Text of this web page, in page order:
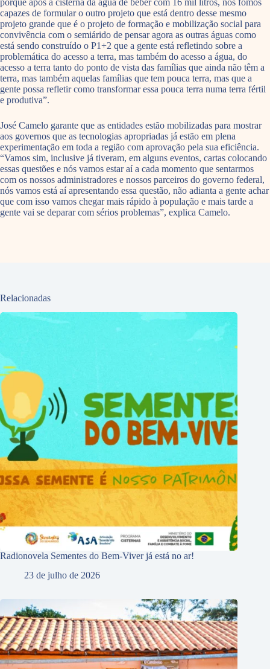
capazes de formular o outro projeto que está dentro desse mesmo
projeto grande que é o projeto de formação e mobilização social para
convivência com o semiárido de pensar agora as outras águas como
está sendo construído o P1+2 que a gente está refletindo sobre a
problemática do acesso a terra, mas também do acesso a água, do
acesso a terra tanto do ponto de vista das famílias que ainda não têm a
terra, mas também aquelas famílias que tem pouca terra, mas que a
gente possa refletir como transformar essa pouca terra numa terra fértil
e produtiva”.
José Camelo garante que as entidades estão mobilizadas para mostrar
aos governos que as tecnologias apropriadas já estão em plena
experimentação em toda a região com aprovação pela sua eficiência.
“Vamos sim, inclusive já tiveram, em alguns eventos, cartas colocando
essas questões e nós vamos estar aí a cada momento que sentarmos
com os nossos administradores e nossos parceiros do governo federal,
nós vamos está aí apresentando essa questão, não adianta a gente achar
que com isso vamos chegar mais rápido à população e mais tarde a
gente vai se deparar com sérios problemas”, explica Camelo.
Relacionadas
Radionovela Sementes do Bem-Viver já está no ar!
23 de julho de 2026